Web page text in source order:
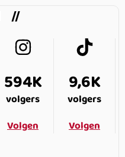
594K
volgers
Volgen
9,6K
volgers
Volgen